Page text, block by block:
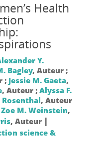
Health
Y.
Bagley, Auteur ;
; Jessie M. Gaeta,
, Auteur ; Alyssa F.
Rosenthal, Auteur
Zoe M. Weinstein,
, Auteur |
science &